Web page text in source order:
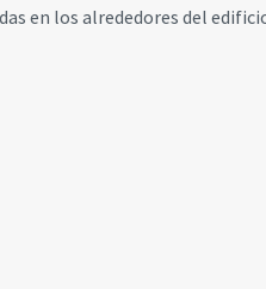
en los alrededores del